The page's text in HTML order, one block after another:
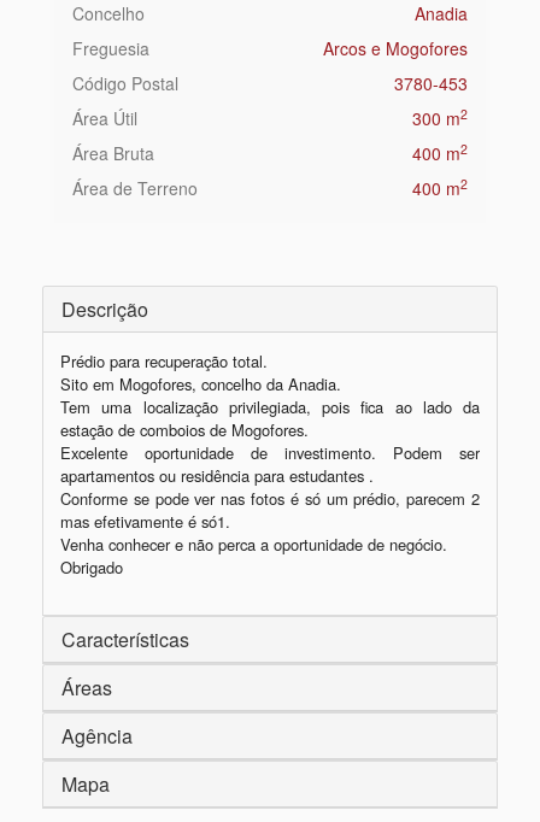
Concelho
Anadia
Freguesia
Arcos e Mogofores
Código Postal
3780-453
Área Útil
300 m2
Área Bruta 400 m2
Área de Terreno 400 m2
Descrição
Prédio para recuperação total.
Sito em Mogofores, concelho da Anadia.
Tem uma localização privilegiada, pois fica ao lado da
estação de comboios de Mogofores.
Excelente oportunidade de investimento. Podem ser
apartamentos ou residência para estudantes .
Conforme se pode ver nas fotos é só um prédio, parecem 2
mas efetivamente é só1.
Venha conhecer e não perca a oportunidade de negócio.
Características
Áreas
Agência
Mapa